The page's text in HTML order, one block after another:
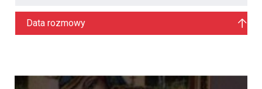
Data rozmowy